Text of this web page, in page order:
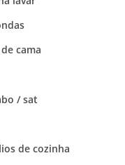
cama
/ sat
de cozinha